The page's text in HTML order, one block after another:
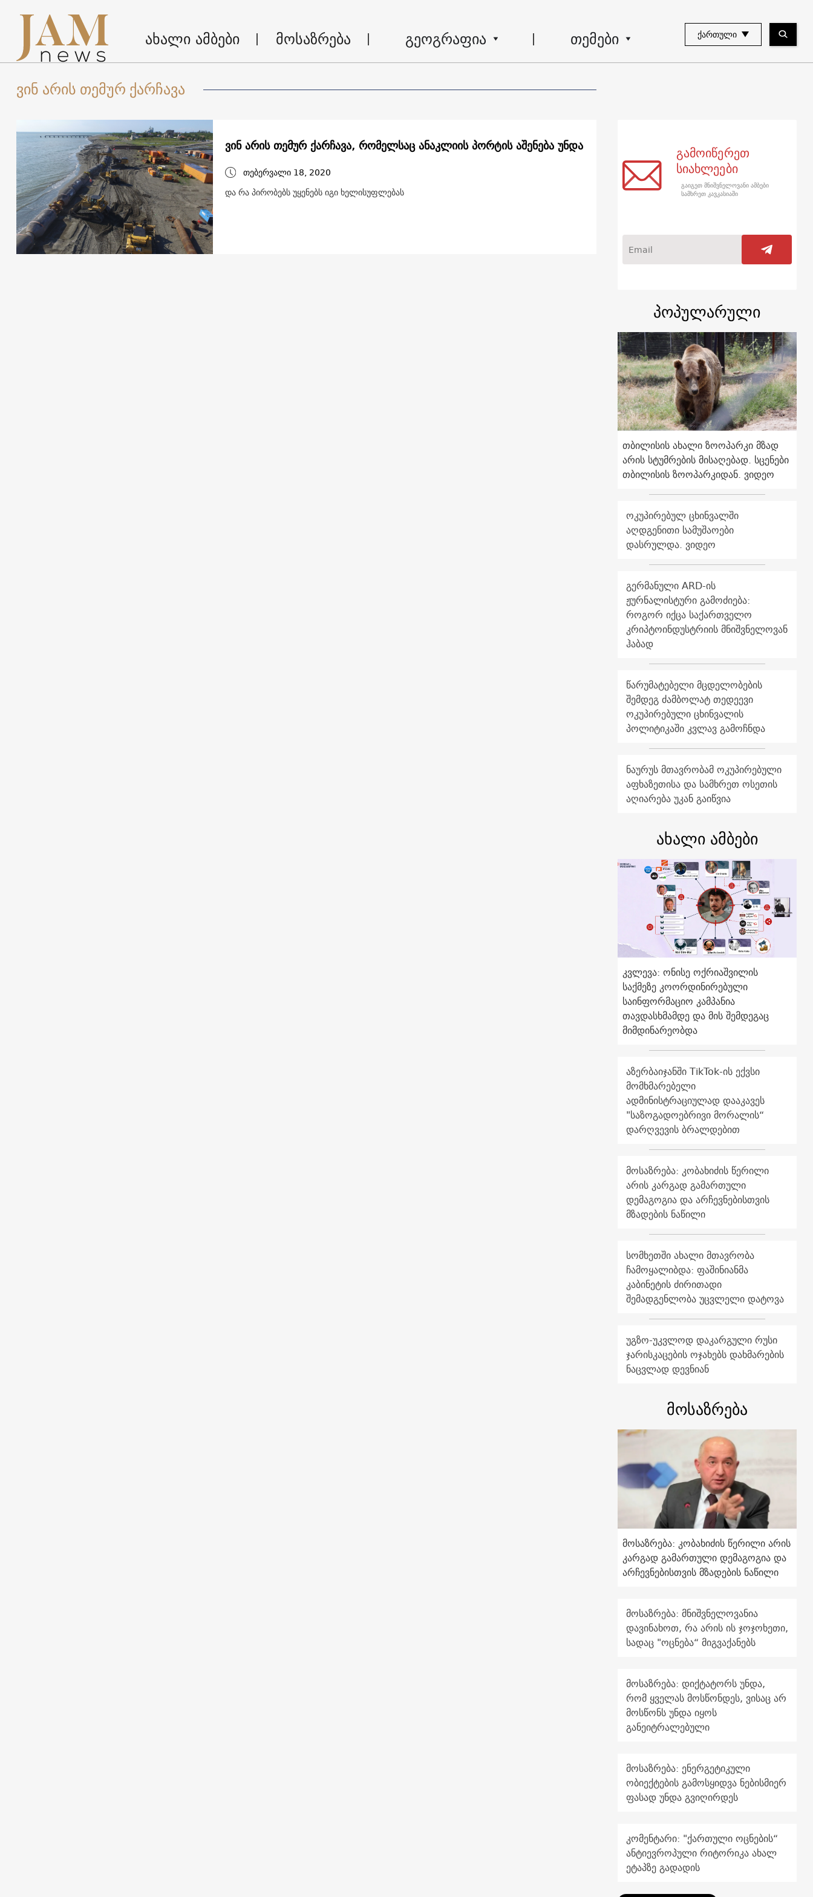
ახალი ამბები მოსაზრება გეოგრაფია თემები ᲥᲐᲠᲗᲣᲚᲘ
ვინ არის თემურ ქარჩავა
ვინ არის თემურ ქარჩავა, რომელსაც ანაკლიის პორტის აშენება უნდა
თებერვალი 18, 2020
და რა პირობებს უყენებს იგი ხელისუფლებას
გამოიწერეთ
სიახლეები
გაიგეთ მნიშვნელოვანი ამბები
სამხრეთ კავკასიაში
პოპულარული
თბილისის ახალი ზოოპარკი მზად
არის სტუმრების მისაღებად. სცენები
თბილისის ზოოპარკიდან. ვიდეო
ოკუპირებულ ცხინვალში
აღდგენითი სამუშაოები
დასრულდა. ვიდეო
გერმანული ARD-ის
ჟურნალისტური გამოძიება:
როგორ იქცა საქართველო
კრიპტოინდუსტრიის მნიშვნელოვან
ჰაბად
წარუმატებელი მცდელობების
შემდეგ ძამბოლატ თედეევი
ოკუპირებული ცხინვალის
პოლიტიკაში კვლავ გამოჩნდა
ნაურუს მთავრობამ ოკუპირებული
აფხაზეთისა და სამხრეთ ოსეთის
აღიარება უკან გაიწვია
ახალი ამბები
კვლევა: ონისე ოქრიაშვილის
საქმეზე კოორდინირებული
საინფორმაციო კამპანია
თავდასხმამდე და მის შემდეგაც
მიმდინარეობდა
აზერბაიჯანში TikTok-ის ექვსი
მომხმარებელი
ადმინისტრაციულად დააკავეს
"საზოგადოებრივი მორალის“
დარღვევის ბრალდებით
მოსაზრება: კობახიძის წერილი
არის კარგად გამართული
დემაგოგია და არჩევნებისთვის
მზადების ნაწილი
სომხეთში ახალი მთავრობა
ჩამოყალიბდა: ფაშინიანმა
კაბინეტის ძირითადი
შემადგენლობა უცვლელი დატოვა
უგზო-უკვლოდ დაკარგული რუსი
ჯარისკაცების ოჯახებს დახმარების
ნაცვლად დევნიან
მოსაზრება
მოსაზრება: კობახიძის წერილი არის
კარგად გამართული დემაგოგია და
არჩევნებისთვის მზადების ნაწილი
მოსაზრება: მნიშვნელოვანია
დავინახოთ, რა არის ის ჯოჯოხეთი,
სადაც "ოცნება“ მიგვაქანებს
მოსაზრება: დიქტატორს უნდა,
რომ ყველას მოსწონდეს, ვისაც არ
მოსწონს უნდა იყოს
განეიტრალებული
მოსაზრება: ენერგეტიკული
ობიექტების გამოსყიდვა ნებისმიერ
ფასად უნდა გვიღირდეს
კომენტარი: "ქართული ოცნების“
ანტიევროპული რიტორიკა ახალ
ეტაპზე გადადის